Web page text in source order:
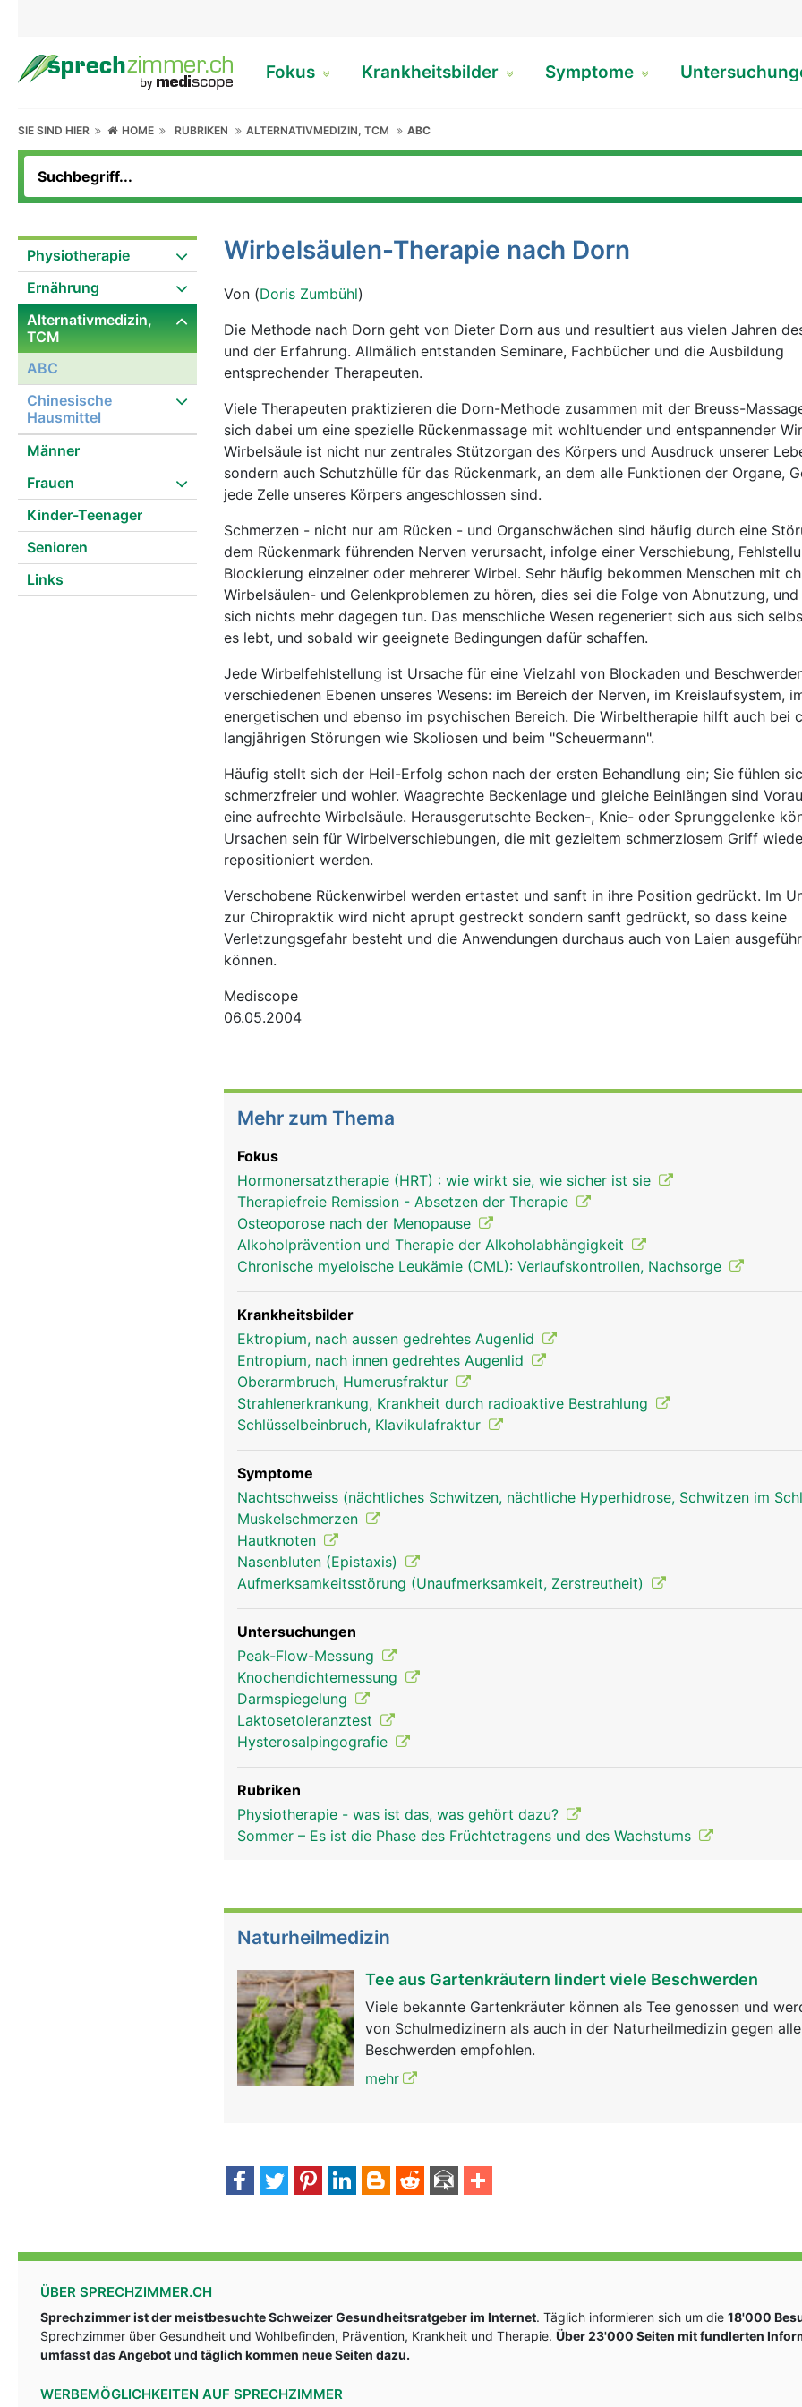
Fokus Krankheitsbilder Symptome
SIE SIND HIER HOME RUBRIKEN ALTERNATIVMEDIZIN, TCM ABC
Physiotherapie
Ernährung
Alternativmedizin,
TCM
ABC
Chinesische
Hausmittel
Männer
Frauen
Kinder-Teenager
Senioren
Links
Wirbelsäulen-Therapie nach Dorn
Von (Doris Zumbühl)
Die Methode nach Dorn geht von Dieter Dorn aus und resultiert aus vielen Jahren
und der Erfahrung. Allmälich entstanden Seminare, Fachbücher und die Ausbildung
entsprechender Therapeuten.
Viele Therapeuten praktizieren die Dorn-Methode zusammen mit der Breuss-
sich dabei um eine spezielle Rückenmassage mit wohltuender und entspannender
Wirbelsäule ist nicht nur zentrales Stützorgan des Körpers und Ausdruck unserer
sondern auch Schutzhülle für das Rückenmark, an dem alle Funktionen der Organe,
jede Zelle unseres Körpers angeschlossen sind.
Schmerzen - nicht nur am Rücken - und Organschwächen sind häufig durch eine
dem Rückenmark führenden Nerven verursacht, infolge einer Verschiebung,
Blockierung einzelner oder mehrerer Wirbel. Sehr häufig bekommen Menschen mit
Wirbelsäulen- und Gelenkproblemen zu hören, dies sei die Folge von Abnutzung, und
sich nichts mehr dagegen tun. Das menschliche Wesen regeneriert sich aus sich
es lebt, und sobald wir geeignete Bedingungen dafür schaffen.
Jede Wirbelfehlstellung ist Ursache für eine Vielzahl von Blockaden und
verschiedenen Ebenen unseres Wesens: im Bereich der Nerven, im Kreislaufsystem,
energetischen und ebenso im psychischen Bereich. Die Wirbeltherapie hilft auch bei
langjährigen Störungen wie Skoliosen und beim "Scheuermann".
Häufig stellt sich der Heil-Erfolg schon nach der ersten Behandlung ein; Sie fühlen
schmerzfreier und wohler. Waagrechte Beckenlage und gleiche Beinlängen sind
eine aufrechte Wirbelsäule. Herausgerutschte Becken-, Knie- oder Sprunggelenke
Ursachen sein für Wirbelverschiebungen, die mit gezieltem schmerzlosem Griff
repositioniert werden.
Verschobene Rückenwirbel werden ertastet und sanft in ihre Position gedrückt. Im
zur Chiropraktik wird nicht aprupt gestreckt sondern sanft gedrückt, so dass keine
Verletzungsgefahr besteht und die Anwendungen durchaus auch von Laien
können.
Mediscope
06.05.2004
Mehr zum Thema
Fokus
Hormonersatztherapie (HRT) : wie wirkt sie, wie sicher ist sie
Therapiefreie Remission - Absetzen der Therapie
Osteoporose nach der Menopause
Alkoholprävention und Therapie der Alkoholabhängigkeit
Chronische myeloische Leukämie (CML): Verlaufskontrollen, Nachsorge
Krankheitsbilder
Ektropium, nach aussen gedrehtes Augenlid
Entropium, nach innen gedrehtes Augenlid
Oberarmbruch, Humerusfraktur
Strahlenerkrankung, Krankheit durch radioaktive Bestrahlung
Schlüsselbeinbruch, Klavikulafraktur
Symptome
Nachtschweiss (nächtliches Schwitzen, nächtliche Hyperhidrose, Schwitzen im
Muskelschmerzen
Hautknoten
Nasenbluten (Epistaxis)
Aufmerksamkeitsstörung (Unaufmerksamkeit, Zerstreutheit)
Untersuchungen
Peak-Flow-Messung
Knochendichtemessung
Darmspiegelung
Laktosetoleranztest
Hysterosalpingografie
Rubriken
Physiotherapie - was ist das, was gehört dazu?
Sommer – Es ist die Phase des Früchtetragens und des Wachstums
Naturheilmedizin
Tee aus Gartenkräutern lindert viele Beschwerden
Viele bekannte Gartenkräuter können als Tee genossen und
von Schulmedizinern als auch in der Naturheilmedizin gegen
Beschwerden empfohlen.
mehr
ÜBER SPRECHZIMMER.CH
Sprechzimmer ist der meistbesuchte Schweizer Gesundheitsratgeber im Internet. Täglich informieren sich um die 18'000
Sprechzimmer über Gesundheit und Wohlbefinden, Prävention, Krankheit und Therapie. Über 23'000 Seiten mit fundlerten
umfasst das Angebot und täglich kommen neue Seiten dazu.
WERBEMÖGLICHKEITEN AUF SPRECHZIMMER